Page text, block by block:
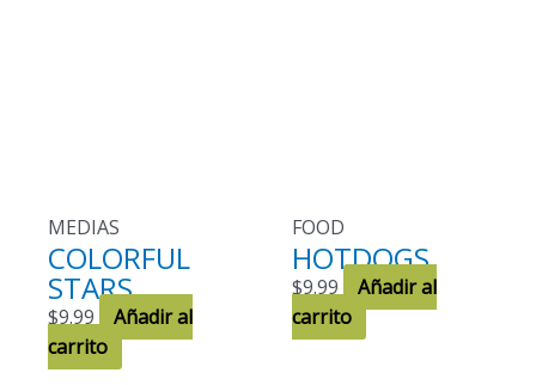
MEDIAS
COLORFUL
STARS
$9.99
Añadir al
carrito
FOOD
HOTDOGS
$9.99
Añadir al
carrito